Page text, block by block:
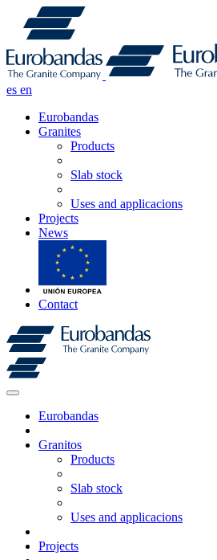
es en
Eurobandas
Granites
Products
Slab stock
Uses and applicacions
Projects
News
Contact
Eurobandas
Granitos
Products
Slab stock
Uses and applicacions
Projects